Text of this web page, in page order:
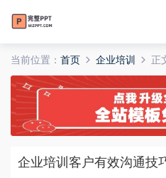
当前位置： 首页 企业培训 正
企业培训客户有效沟通技